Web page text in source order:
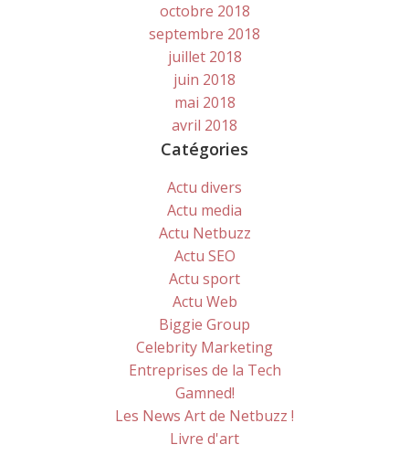
octobre 2018
septembre 2018
juillet 2018
juin 2018
mai 2018
avril 2018
Catégories
Actu divers
Actu media
Actu Netbuzz
Actu SEO
Actu sport
Actu Web
Biggie Group
Celebrity Marketing
Entreprises de la Tech
Gamned!
Les News Art de Netbuzz !
Livre d'art